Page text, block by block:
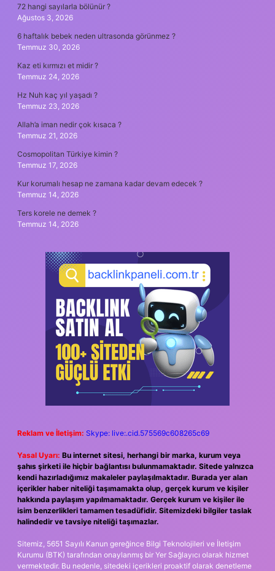
72 hangi sayılarla bölünür ?
Ağustos 3, 2026
6 haftalık bebek neden ultrasonda görünmez ?
Temmuz 30, 2026
Kaz eti kırmızı et midir ?
Temmuz 24, 2026
Hz Nuh kaç yıl yaşadı ?
Temmuz 23, 2026
Allah’a iman nedir çok kısaca ?
Temmuz 21, 2026
Cosmopolitan Türkiye kimin ?
Temmuz 17, 2026
Kur korumalı hesap ne zamana kadar devam edecek ?
Temmuz 14, 2026
Ters korele ne demek ?
Temmuz 14, 2026
Reklam ve İletişim: Skype: live:.cid.575569c608265c69
Yasal Uyarı: Bu internet sitesi, herhangi bir marka, kurum veya
şahıs şirketi ile hiçbir bağlantısı bulunmamaktadır. Sitede yalnızca
kendi hazırladığımız makaleler paylaşılmaktadır. Burada yer alan
içerikler haber niteliği taşımamakta olup, gerçek kurum ve kişiler
hakkında paylaşım yapılmamaktadır. Gerçek kurum ve kişiler ile
isim benzerlikleri tamamen tesadüfidir. Sitemizdeki bilgiler taslak
halindedir ve tavsiye niteliği taşımazlar.
Sitemiz, 5651 Sayılı Kanun gereğince Bilgi Teknolojileri ve İletişim
Kurumu (BTK) tarafından onaylanmış bir Yer Sağlayıcı olarak hizmet
vermektedir. Bu nedenle, sitedeki içerikleri proaktif olarak denetleme